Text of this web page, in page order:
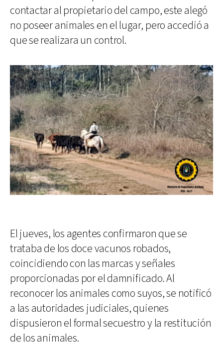
contactar al propietario del campo, este alegó
no poseer animales en el lugar, pero accedió a
que se realizara un control.
El jueves, los agentes confirmaron que se
trataba de los doce vacunos robados,
coincidiendo con las marcas y señales
proporcionadas por el damnificado. Al
reconocer los animales como suyos, se notificó
a las autoridades judiciales, quienes
dispusieron el formal secuestro y la restitución
de los animales.